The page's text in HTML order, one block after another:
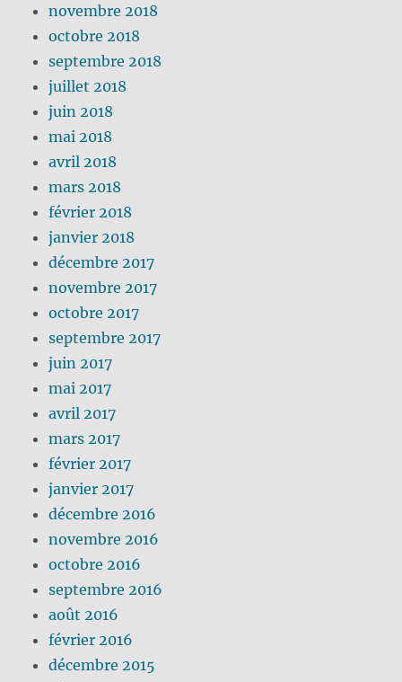
novembre 2018
octobre 2018
septembre 2018
juillet 2018
juin 2018
mai 2018
avril 2018
mars 2018
février 2018
janvier 2018
décembre 2017
novembre 2017
octobre 2017
septembre 2017
juin 2017
mai 2017
avril 2017
mars 2017
février 2017
janvier 2017
décembre 2016
novembre 2016
octobre 2016
septembre 2016
août 2016
février 2016
décembre 2015